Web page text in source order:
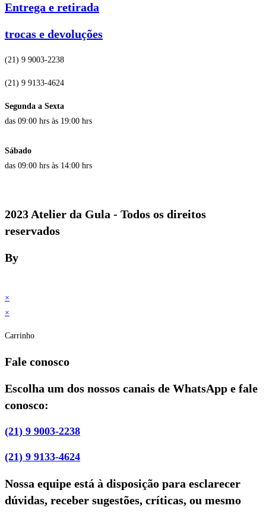
Entrega e retirada
trocas e devoluções
(21) 9 9003-2238
(21) 9 9133-4624
Segunda a Sexta
das 09:00 hrs às 19:00 hrs
Sábado
das 09:00 hrs às 14:00 hrs
2023 Atelier da Gula - Todos os direitos
reservados
By
×
×
Carrinho
Fale conosco
Escolha um dos nossos canais de WhatsApp e fale
conosco:
(21) 9 9003-2238
(21) 9 9133-4624
Nossa equipe está à disposição para esclarecer
dúvidas, receber sugestões, críticas, ou mesmo